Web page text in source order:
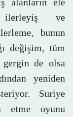
ilerleyiş ve
bunun
değişim, tüm
gergin de olsa
yeniden
Suriye
etme oyunu